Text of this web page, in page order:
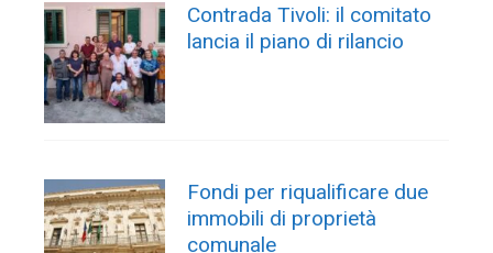
Contrada Tivoli: il comitato
lancia il piano di rilancio
Fondi per riqualificare due
immobili di proprietà
comunale